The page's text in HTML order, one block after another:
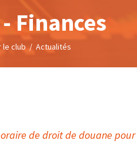
Finances
le club/ Actualités
de droit de douane